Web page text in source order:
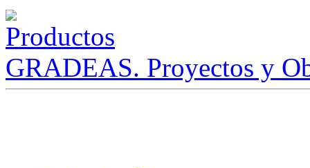
GRADEAS. Proyectos y